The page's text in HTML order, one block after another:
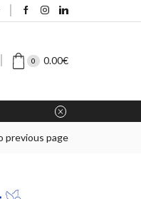
0 0.00€
previous page